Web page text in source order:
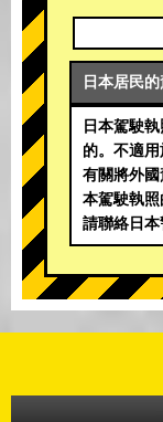
日本居民
日本駕駛
的。不適用
有關將外
本駕駛執照
請聯絡日本